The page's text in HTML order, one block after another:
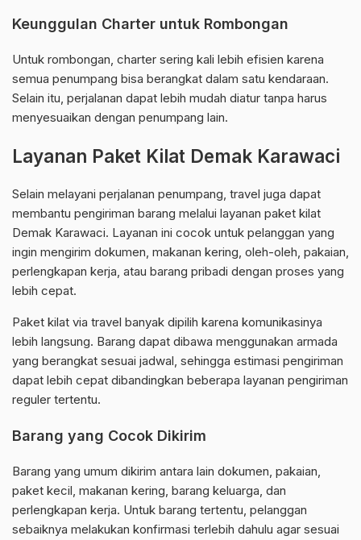
Keunggulan Charter untuk Rombongan
Untuk rombongan, charter sering kali lebih efisien karena
semua penumpang bisa berangkat dalam satu kendaraan.
Selain itu, perjalanan dapat lebih mudah diatur tanpa harus
menyesuaikan dengan penumpang lain.
Layanan Paket Kilat Demak Karawaci
Selain melayani perjalanan penumpang, travel juga dapat
membantu pengiriman barang melalui layanan paket kilat
Demak Karawaci. Layanan ini cocok untuk pelanggan yang
ingin mengirim dokumen, makanan kering, oleh-oleh, pakaian,
perlengkapan kerja, atau barang pribadi dengan proses yang
lebih cepat.
Paket kilat via travel banyak dipilih karena komunikasinya
lebih langsung. Barang dapat dibawa menggunakan armada
yang berangkat sesuai jadwal, sehingga estimasi pengiriman
dapat lebih cepat dibandingkan beberapa layanan pengiriman
reguler tertentu.
Barang yang Cocok Dikirim
Barang yang umum dikirim antara lain dokumen, pakaian,
paket kecil, makanan kering, barang keluarga, dan
perlengkapan kerja. Untuk barang tertentu, pelanggan
sebaiknya melakukan konfirmasi terlebih dahulu agar sesuai